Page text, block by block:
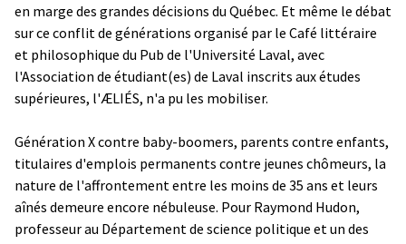
en marge des grandes décisions du Québec. Et même le débat
sur ce conflit de générations organisé par le Café littéraire
et philosophique du Pub de l'Université Laval, avec
l'Association de étudiant(es) de Laval inscrits aux études
supérieures, l'ÆLIÉS, n'a pu les mobiliser.
Génération X contre baby-boomers, parents contre enfants,
titulaires d'emplois permanents contre jeunes chômeurs, la
nature de l'affrontement entre les moins de 35 ans et leurs
aînés demeure encore nébuleuse. Pour Raymond Hudon,
professeur au Département de science politique et un des